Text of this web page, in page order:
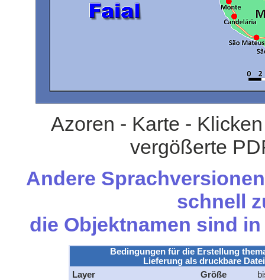
Azoren - Karte -
vergößerte
Andere
schnell
die Objektnamen sind
Bedingungen für die Erstellung
Lieferung als druckbare
Layer
Größe